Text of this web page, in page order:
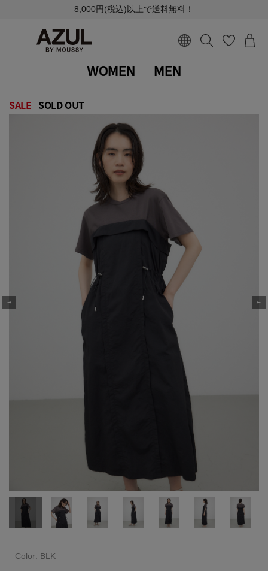
8,000円(税込)以上で送料無料！
WOMEN MEN
SALE SOLD OUT
Color: BLK